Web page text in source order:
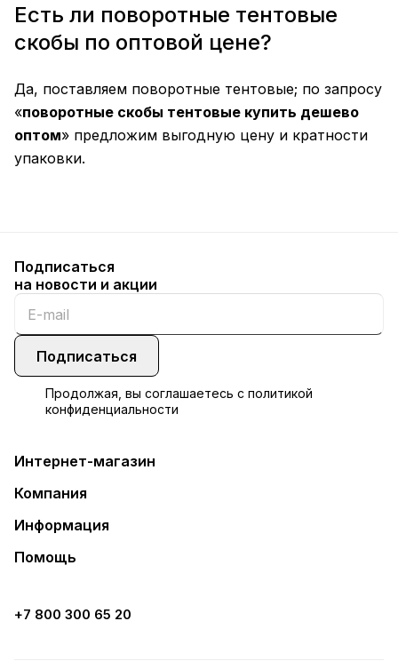
Есть ли поворотные тентовые
скобы по оптовой цене?
Да, поставляем поворотные тентовые; по запросу
«поворотные скобы тентовые купить дешево
оптом» предложим выгодную цену и кратности
упаковки.
Подписаться
на новости и акции
Подписаться
Продолжая, вы соглашаетесь с политикой
конфиденциальности
Интернет-магазин
Компания
Информация
Помощь
+7 800 300 65 20